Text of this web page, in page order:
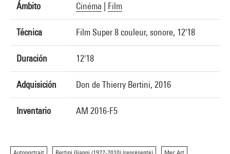
Ámbito Cinéma Film
Técnica Film Super 8 couleur, sonore, 12'18
Duración 12'18
Adquisición Don de Thierry Bertini, 2016
Inventario AM 2016-F5